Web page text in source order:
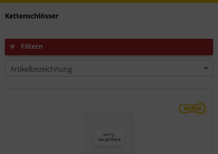
Kettenschlösser
Filtern